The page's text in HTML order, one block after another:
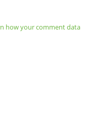
how your comment data